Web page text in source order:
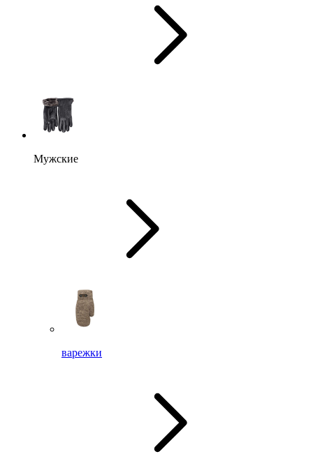
Мужские
варежки